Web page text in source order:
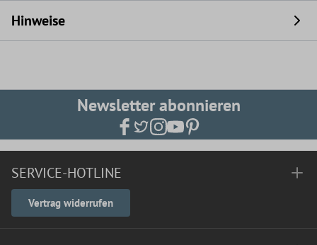
Hinweise
Newsletter abonnieren
SERVICE-HOTLINE
Vertrag widerrufen